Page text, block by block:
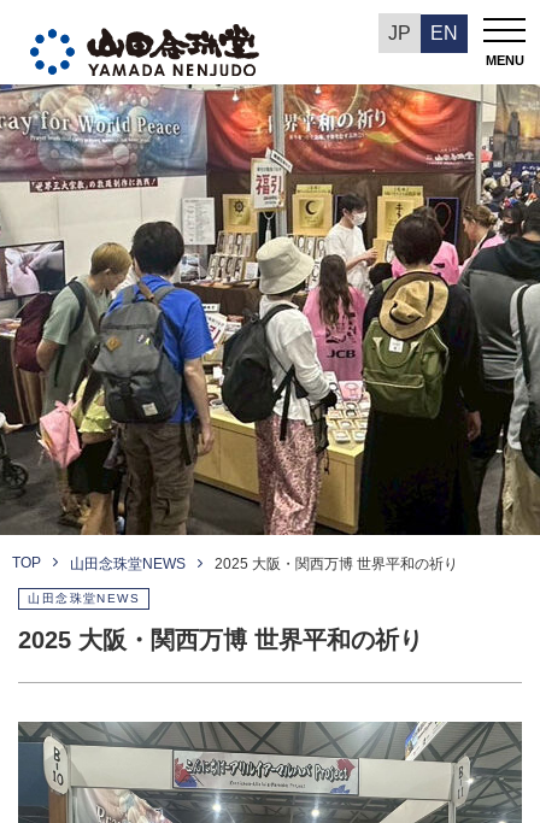
JP EN
MENU
山田念珠堂NEWS
TOP 山田念珠堂NEWS 2025 大阪・関西万博 世界平和の祈り
山田念珠堂NEWS
2025 大阪・関西万博 世界平和の祈り